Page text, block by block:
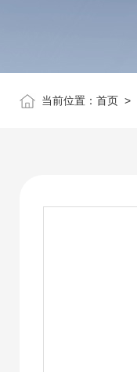
当前位置： 首页 >